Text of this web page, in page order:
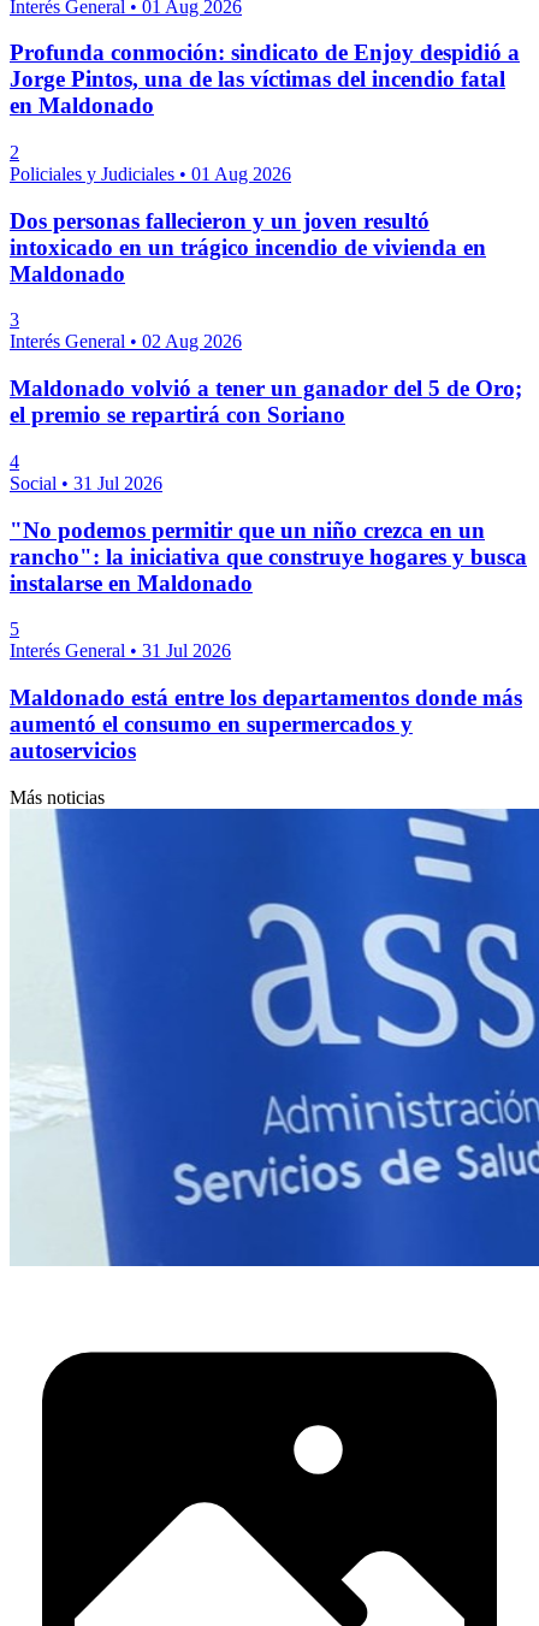
Interés General • 01 Aug 2026
Profunda conmoción: sindicato de Enjoy despidió a
Jorge Pintos, una de las víctimas del incendio fatal
en Maldonado
2
Policiales y Judiciales • 01 Aug 2026
Dos personas fallecieron y un joven resultó
intoxicado en un trágico incendio de vivienda en
Maldonado
3
Interés General • 02 Aug 2026
Maldonado volvió a tener un ganador del 5 de Oro;
el premio se repartirá con Soriano
4
Social • 31 Jul 2026
"No podemos permitir que un niño crezca en un
rancho": la iniciativa que construye hogares y busca
instalarse en Maldonado
5
Interés General • 31 Jul 2026
Maldonado está entre los departamentos donde más
aumentó el consumo en supermercados y
autoservicios
Más noticias